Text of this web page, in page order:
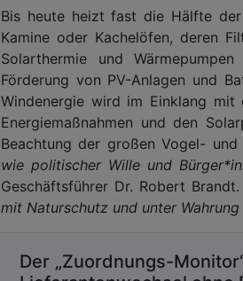
Bis heute heizt fast die Hälfte
Kamine oder Kachelöfen, deren
Solarthermie und
Förderung von PV-Anlagen und
Windenergie wird im Einklang
Energiemaßnahmen und den
Beachtung der großen Vogel-
wie politischer Wille und
Geschäftsführer Dr. Robert Brandt.
mit Naturschutz und unter
Der „Zuordnungs-